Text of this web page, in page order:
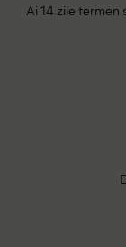
Ai 14 zile